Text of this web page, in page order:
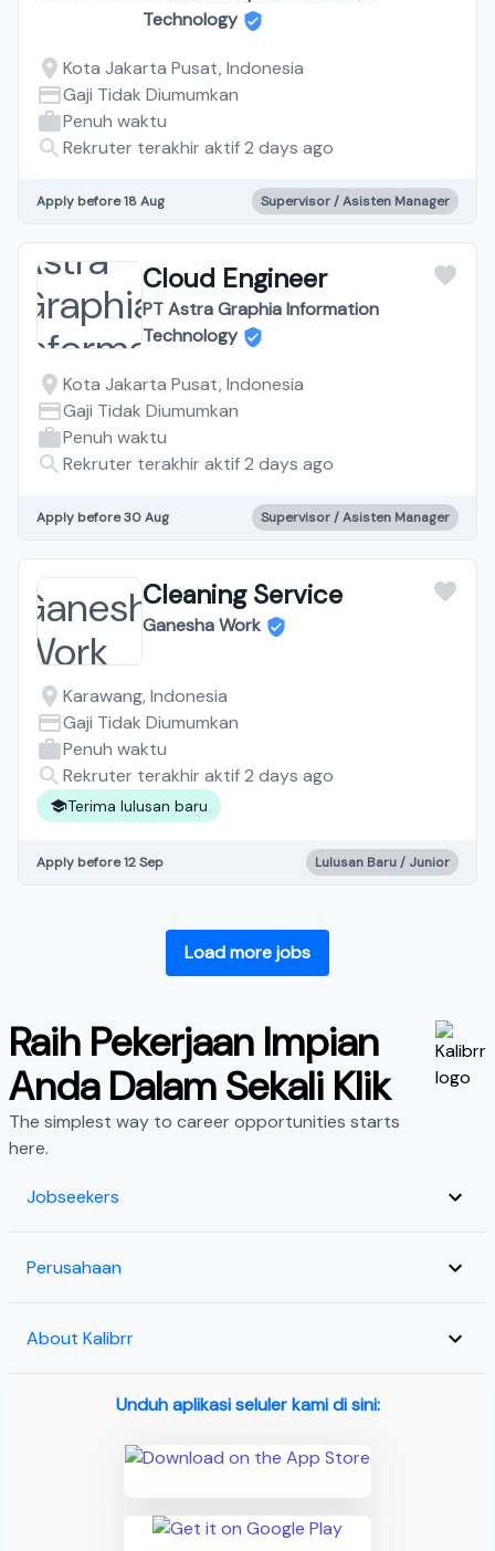
Technology
Kota Jakarta Pusat, Indonesia
Gaji Tidak Diumumkan
Penuh waktu
Rekruter terakhir aktif 2 days ago
Apply before 18 Aug Supervisor / Asisten Manager
Cloud Engineer
PT Astra Graphia Information
Technology
Kota Jakarta Pusat, Indonesia
Gaji Tidak Diumumkan
Penuh waktu
Rekruter terakhir aktif 2 days ago
Apply before 30 Aug Supervisor / Asisten Manager
Cleaning Service
Ganesha Work
Karawang, Indonesia
Gaji Tidak Diumumkan
Penuh waktu
Rekruter terakhir aktif 2 days ago
Terima lulusan baru
Apply before 12 Sep Lulusan Baru / Junior
Load more jobs
Raih Pekerjaan Impian
Anda Dalam Sekali Klik
The simplest way to career opportunities starts
here.
Jobseekers
Perusahaan
About Kalibrr
Unduh aplikasi seluler kami di sini: